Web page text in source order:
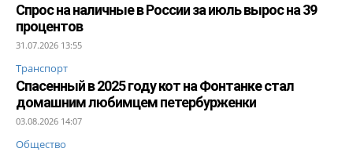
Спрос на наличные в России за июль вырос на 39
процентов
31.07.2026 13:55
Транспорт
Спасенный в 2025 году кот на Фонтанке стал
домашним любимцем петербурженки
03.08.2026 14:07
Общество